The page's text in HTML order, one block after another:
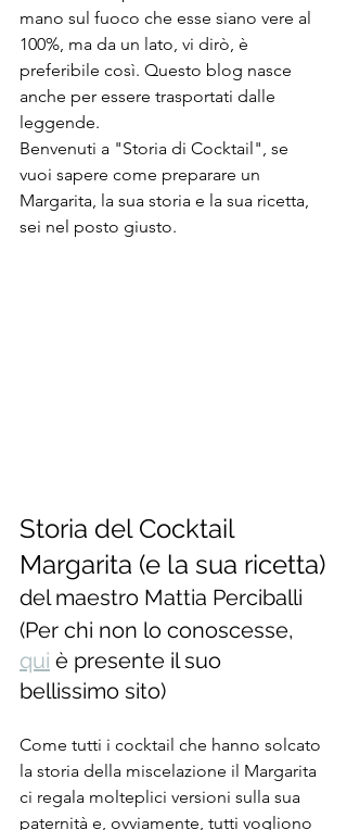
mano sul fuoco che esse siano vere al
100%, ma da un lato, vi dirò, è
preferibile così. Questo blog nasce
anche per essere trasportati dalle
leggende.
Benvenuti a "Storia di Cocktail", se
vuoi sapere come preparare un
Margarita, la sua storia e la sua ricetta,
sei nel posto giusto.
Storia del Cocktail
Margarita (e la sua ricetta)
del maestro Mattia Perciballi
(Per chi non lo conoscesse,
qui è presente il suo
bellissimo sito)
Come tutti i cocktail che hanno solcato
la storia della miscelazione il Margarita
ci regala molteplici versioni sulla sua
paternità e, ovviamente, tutti vogliono